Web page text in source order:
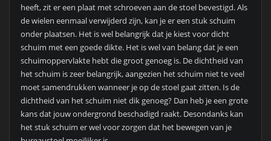
heeft, zit er een plaat met schroeven aan de stoel bevestigd. Als
de wielen eenmaal verwijderd zijn, kan je er een stuk schuim
onder plaatsen. Het is wel belangrijk dat je kiest voor dicht
schuim met een goede dikte. Het is wel van belang dat je een
schuimoppervlakte hebt die groot genoeg is. De dichtheid van
het schuim is zeer belangrijk, aangezien het schuim niet te veel
moet samendrukken wanneer je op de stoel gaat zitten. Is de
dichtheid van het schuim niet dik genoeg? Dan heb je een grote
kans dat jouw ondergrond beschadigd raakt. Desondanks kan
het stuk schuim er wel voor zorgen dat het bewegen van je